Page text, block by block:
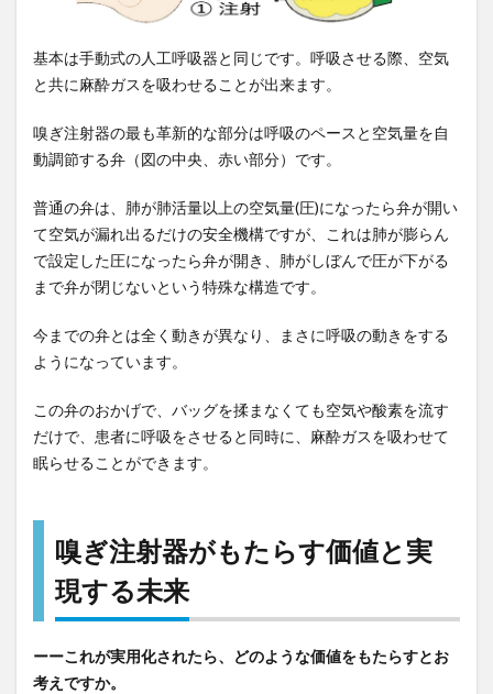
基本は手動式の人工呼吸器と同じです。呼吸させる際、空気
と共に麻酔ガスを吸わせることが出来ます。
嗅ぎ注射器の最も革新的な部分は呼吸のペースと空気量を自
動調節する弁（図の中央、赤い部分）です。
普通の弁は、肺が肺活量以上の空気量(圧)になったら弁が開い
て空気が漏れ出るだけの安全機構ですが、これは肺が膨らん
で設定した圧になったら弁が開き、肺がしぼんで圧が下がる
まで弁が閉じないという特殊な構造です。
今までの弁とは全く動きが異なり、まさに呼吸の動きをする
ようになっています。
この弁のおかげで、バッグを揉まなくても空気や酸素を流す
だけで、患者に呼吸をさせると同時に、麻酔ガスを吸わせて
眠らせることができます。
嗅ぎ注射器がもたらす価値と実
現する未来
ーーこれが実用化されたら、どのような価値をもたらすとお
考えですか。